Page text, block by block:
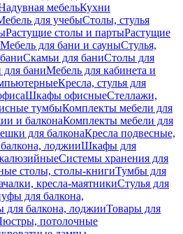
мебельКухни
для учебыСтолы, стулья
Растущие столы и партыРастущие
Мебель для бани и сауныСтулья,
Скамьи для баниСтолы для
баниМебель для кабинета и
Кресла, стулья для
Шкафы офисныеСтеллажи,
тумбыКомплекты мебели для
и балконаКомплекты мебели для
для балконаКресла подвесные,
лоджииШкафы для
Системы хранения для
столы, столы-книгиТумбы для
кресла-маятникиСтулья для
для балкона,
для балкона, лоджииТовары для
потолочные